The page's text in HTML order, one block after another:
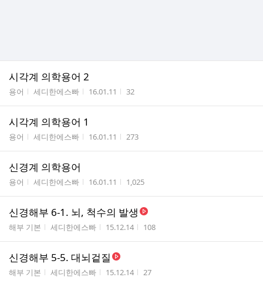
시각계 의학용어 2
게시판명
용어 작성자
세디한에스빠 작성시간
16.01.11 조회수
32
시각계 의학용어 1
게시판명
용어 작성자
세디한에스빠 작성시간
16.01.11 조회수
273
신경계 의학용어
게시판명
용어 작성자
세디한에스빠 작성시간
16.01.11 조회수
1,025
신경해부 6-1. 뇌, 척수의 발생
게시판명
해부 기본 작성자
세디한에스빠 작성시간
15.12.14 조회수
108
신경해부 5-5. 대뇌겉질
게시판명
해부 기본 작성자
세디한에스빠 작성시간
15.12.14 조회수
27